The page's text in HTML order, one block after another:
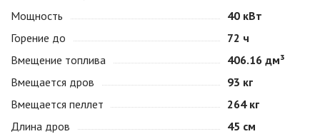
Мощность
40 кВт
Горение до
72 ч
Вмещение топлива
406.16 дм³
Вмещается дров
93 кг
Вмещается пеллет
264 кг
Длина дров
45 см